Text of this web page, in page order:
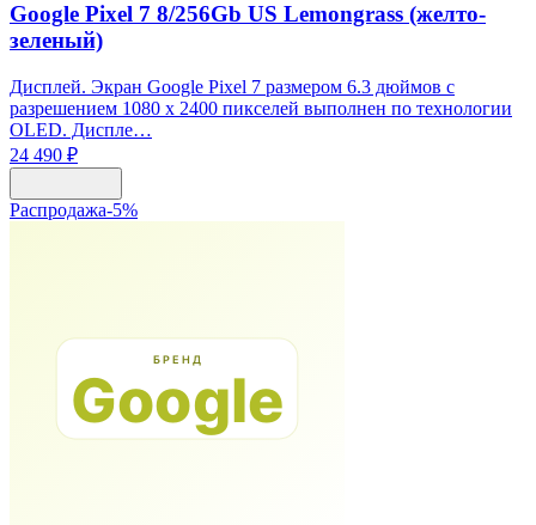
Google Pixel 7 8/256Gb US Lemongrass (желто-
зеленый)
Дисплей. Экран Google Pixel 7 размером 6.3 дюймов с
разрешением 1080 x 2400 пикселей выполнен по технологии
OLED. Диспле…
24 490 ₽
Распродажа-5%